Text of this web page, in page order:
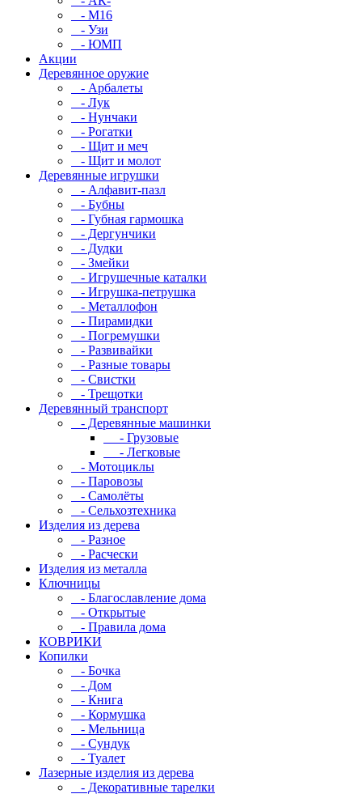
- М16
- Узи
- ЮМП
Акции
Деревянное оружие
- Арбалеты
- Лук
- Нунчаки
- Рогатки
- Щит и меч
- Щит и молот
Деревянные игрушки
- Алфавит-пазл
- Бубны
- Губная гармошка
- Дергунчики
- Дудки
- Змейки
- Игрушечные каталки
- Игрушка-петрушка
- Металлофон
- Пирамидки
- Погремушки
- Развивайки
- Разные товары
- Свистки
- Трещотки
Деревянный транспорт
- Деревянные машинки
- Грузовые
- Легковые
- Мотоциклы
- Паровозы
- Самолёты
- Сельхозтехника
Изделия из дерева
- Разное
- Расчески
Изделия из металла
Ключницы
- Благославление дома
- Открытые
- Правила дома
КОВРИКИ
Копилки
- Бочка
- Дом
- Книга
- Кормушка
- Мельница
- Сундук
- Туалет
Лазерные изделия из дерева
- Декоративные тарелки